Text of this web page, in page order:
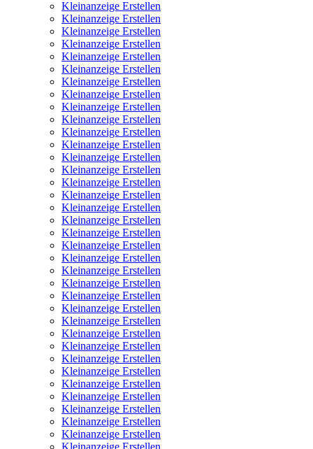
Kleinanzeige Erstellen
Kleinanzeige Erstellen
Kleinanzeige Erstellen
Kleinanzeige Erstellen
Kleinanzeige Erstellen
Kleinanzeige Erstellen
Kleinanzeige Erstellen
Kleinanzeige Erstellen
Kleinanzeige Erstellen
Kleinanzeige Erstellen
Kleinanzeige Erstellen
Kleinanzeige Erstellen
Kleinanzeige Erstellen
Kleinanzeige Erstellen
Kleinanzeige Erstellen
Kleinanzeige Erstellen
Kleinanzeige Erstellen
Kleinanzeige Erstellen
Kleinanzeige Erstellen
Kleinanzeige Erstellen
Kleinanzeige Erstellen
Kleinanzeige Erstellen
Kleinanzeige Erstellen
Kleinanzeige Erstellen
Kleinanzeige Erstellen
Kleinanzeige Erstellen
Kleinanzeige Erstellen
Kleinanzeige Erstellen
Kleinanzeige Erstellen
Kleinanzeige Erstellen
Kleinanzeige Erstellen
Kleinanzeige Erstellen
Kleinanzeige Erstellen
Kleinanzeige Erstellen
Kleinanzeige Erstellen
Kleinanzeige Erstellen